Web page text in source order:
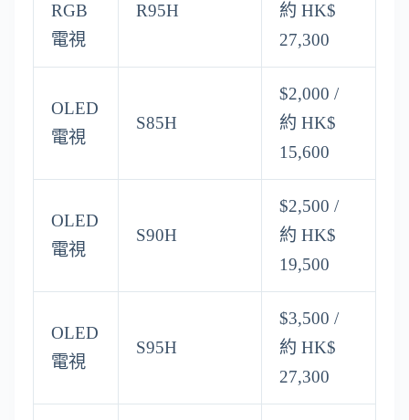
RGB
電視
R95H
約 HK$
27,300
OLED
電視
S85H
$2,000 /
約 HK$
15,600
OLED
電視
S90H
$2,500 /
約 HK$
19,500
OLED
電視
S95H
$3,500 /
約 HK$
27,300